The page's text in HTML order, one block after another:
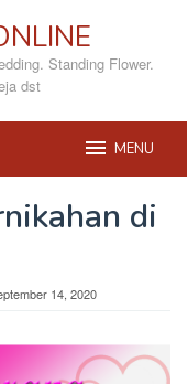
Standing Flower.
dst
MENU
di
14, 2020